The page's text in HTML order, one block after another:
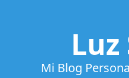
Luz
Mi Blog